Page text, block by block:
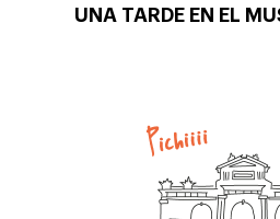
UNA TARDE EN EL